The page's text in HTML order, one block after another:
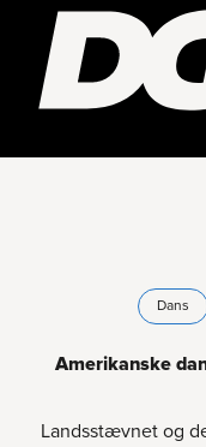
Dans
Amerikanske
Landsstævnet og